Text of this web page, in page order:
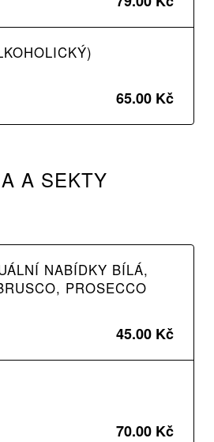
65.00 Kč
A SEKTY
NABÍDKY BÍLÁ,
PROSECCO
45.00 Kč
70.00 Kč